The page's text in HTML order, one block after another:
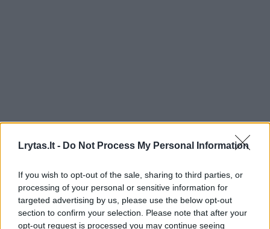
Lrytas.lt - Do Not Process My Personal Information
If you wish to opt-out of the sale, sharing to third parties, or
processing of your personal or sensitive information for
targeted advertising by us, please use the below opt-out
section to confirm your selection. Please note that after your
opt-out request is processed you may continue seeing
Po skyrybų su O. Pikul D. Dirkstys
atskleidė, ką planuoja daryti su 10